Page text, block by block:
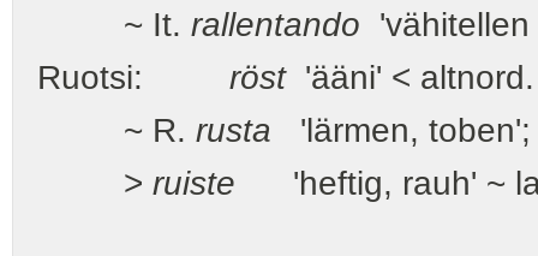
~ It. rallentando
Ruotsi: röst'ääni' <
~ R. rusta 'lärmen,
> ruiste 'heftig, rauh' ~